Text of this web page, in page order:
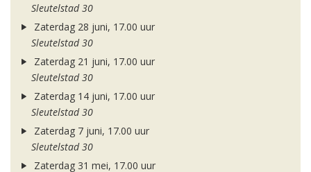
Sleutelstad 30
Zaterdag 28 juni, 17.00 uur
Sleutelstad 30
Zaterdag 21 juni, 17.00 uur
Sleutelstad 30
Zaterdag 14 juni, 17.00 uur
Sleutelstad 30
Zaterdag 7 juni, 17.00 uur
Sleutelstad 30
Zaterdag 31 mei, 17.00 uur